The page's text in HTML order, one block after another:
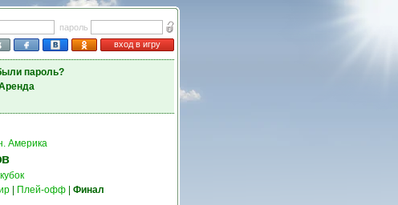
пароль
вход в игру
пароль?
Америка
Плей-офф
Финал